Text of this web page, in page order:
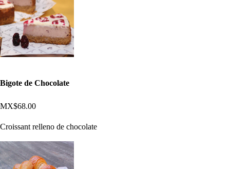
Bigote de Chocolate
MX$68.00
Croissant relleno de chocolate